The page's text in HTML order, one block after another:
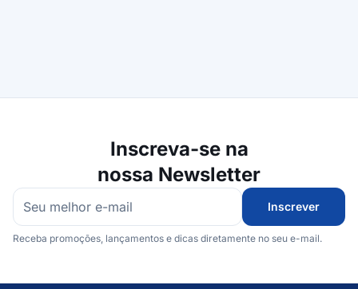
Inscreva-se na
nossa Newsletter
Inscrever
Receba promoções, lançamentos e dicas diretamente no seu e-mail.